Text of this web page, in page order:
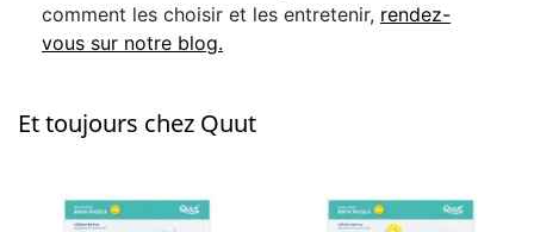
comment les choisir et les entretenir, rendez-
vous sur notre blog.
Et toujours chez Quut